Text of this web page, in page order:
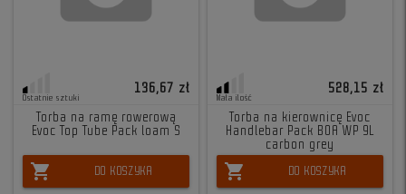
Ostatnie sztuki
136,67 zł
Torba na ramę rowerową
Evoc Top Tube Pack loam S
shopping_cart DO KOSZYKA
Mała ilość
528,15 zł
Torba na kierownicę Evoc
Handlebar Pack BOA WP 9L
carbon grey
shopping_cart DO KOSZYKA